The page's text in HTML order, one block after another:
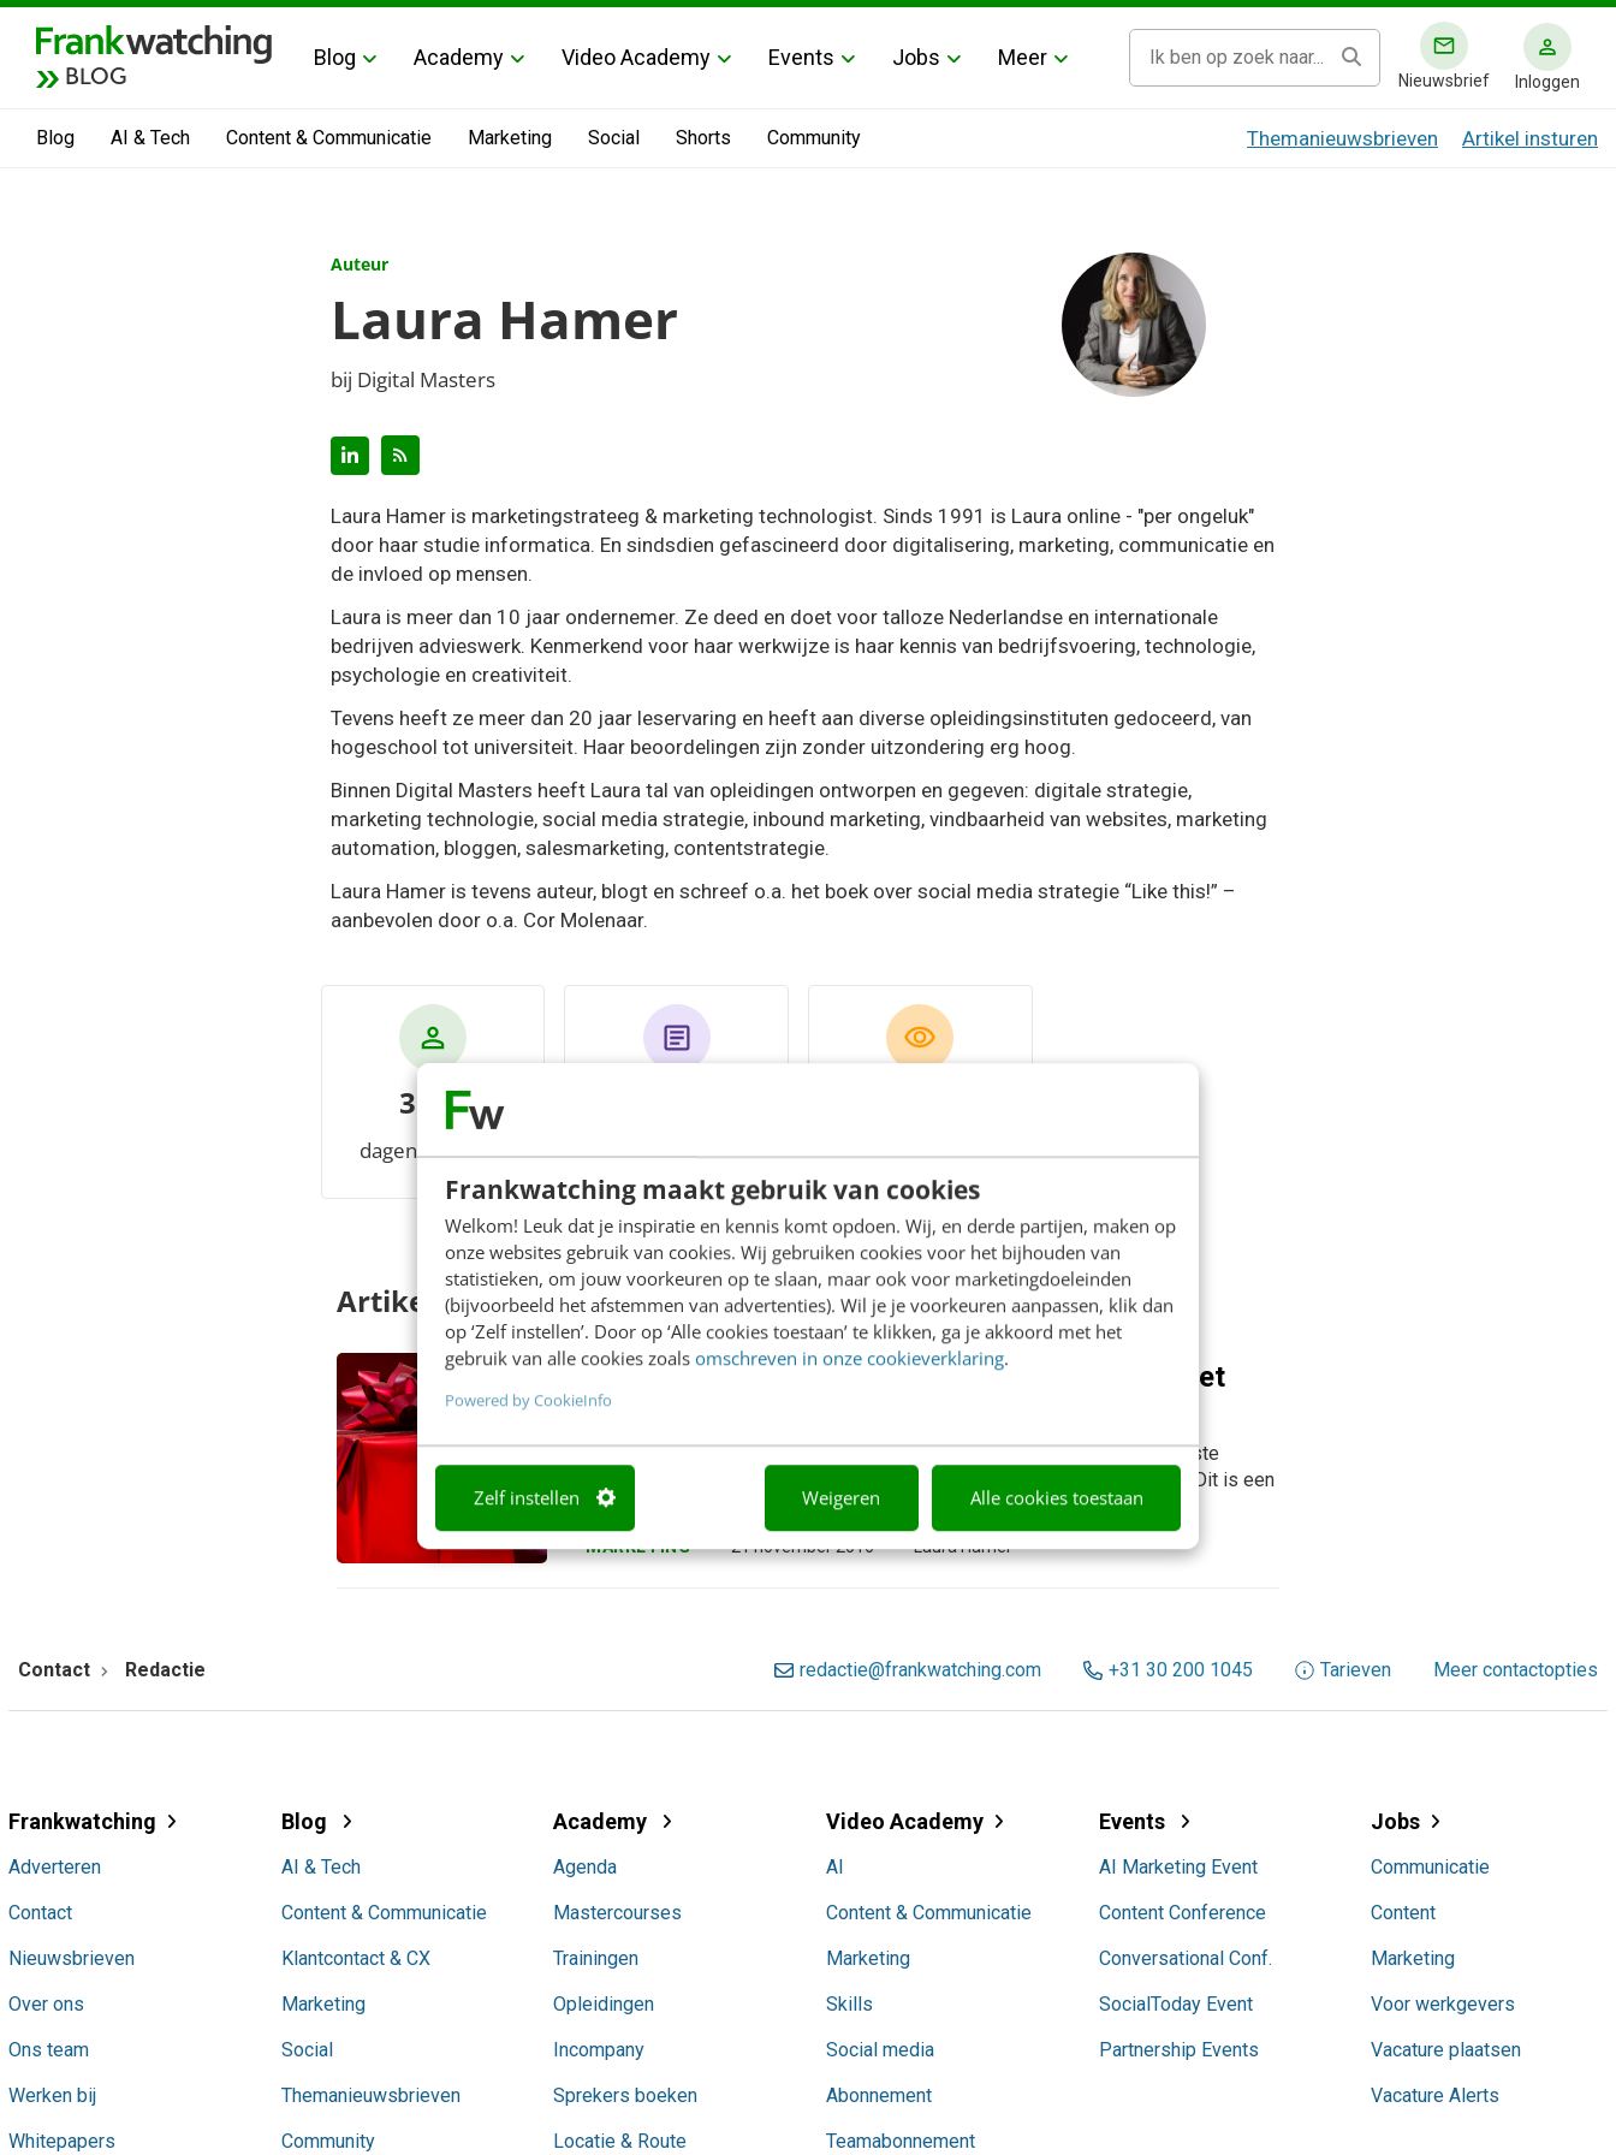
Frankwatching maakt gebruik van cookies
Welkom! Leuk dat je inspiratie en kennis komt opdoen. Wij, en derde partijen, maken op
onze websites gebruik van cookies. Wij gebruiken cookies voor het bijhouden van
statistieken, om jouw voorkeuren op te slaan, maar ook voor marketingdoeleinden
(bijvoorbeeld het afstemmen van advertenties). Wil je je voorkeuren aanpassen, klik dan
op ‘Zelf instellen’. Door op ‘Alle cookies toestaan’ te klikken, ga je akkoord met het
gebruik van alle cookies zoals omschreven in onze cookieverklaring.
Powered by CookieInfo
Zelf instellen Weigeren Alle cookies toestaan
BLOG
Blog Academy Video Academy Events Jobs Meer
Nieuwsbrief Inloggen
Blog AI & Tech Content & Communicatie Marketing Social Shorts Community Themanieuwsbrieven Artikel insturen
Auteur
Laura Hamer
bij Digital Masters
Laura Hamer is marketingstrateeg & marketing technologist. Sinds 1991 is Laura online - "per ongeluk"
door haar studie informatica. En sindsdien gefascineerd door digitalisering, marketing, communicatie en
de invloed op mensen.
Laura is meer dan 10 jaar ondernemer. Ze deed en doet voor talloze Nederlandse en internationale
bedrijven advieswerk. Kenmerkend voor haar werkwijze is haar kennis van bedrijfsvoering, technologie,
psychologie en creativiteit.
Tevens heeft ze meer dan 20 jaar leservaring en heeft aan diverse opleidingsinstituten gedoceerd, van
hogeschool tot universiteit. Haar beoordelingen zijn zonder uitzondering erg hoog.
Binnen Digital Masters heeft Laura tal van opleidingen ontworpen en gegeven: digitale strategie,
marketing technologie, social media strategie, inbound marketing, vindbaarheid van websites, marketing
automation, bloggen, salesmarketing, contentstrategie.
Laura Hamer is tevens auteur, blogt en schreef o.a. het boek over social media strategie “Like this!” –
aanbevolen door o.a. Cor Molenaar.
3550
dagen member artikelen views
Artikelen
Sinterklaas & marketing: ontzorg de hulpsint met
buyer persona's
Na de verkiezing van Trump is de komst van de goedheiligman het grootste
nieuws. Treur maar niet. Dit is geen artikel over de kleur van Zwarte Piet. Dit is een
artikel over een andere verandering...
MARKETING 21 november 2016 Laura Hamer
Contact Redactie redactie@frankwatching.com +31 30 200 1045 Tarieven Meer contactopties
Frankwatching
Adverteren
Contact
Nieuwsbrieven
Over ons
Ons team
Werken bij
Whitepapers
Blog
AI & Tech
Content & Communicatie
Klantcontact & CX
Marketing
Social
Themanieuwsbrieven
Community
Academy
Agenda
Mastercourses
Trainingen
Opleidingen
Incompany
Sprekers boeken
Locatie & Route
Video Academy
AI
Content & Communicatie
Marketing
Skills
Social media
Abonnement
Teamabonnement
Events
AI Marketing Event
Content Conference
Conversational Conf.
SocialToday Event
Partnership Events
Jobs
Communicatie
Content
Marketing
Voor werkgevers
Vacature plaatsen
Vacature Alerts